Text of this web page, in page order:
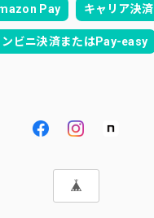
Pay キャリア決済
ンビニ決済またはPay-easy